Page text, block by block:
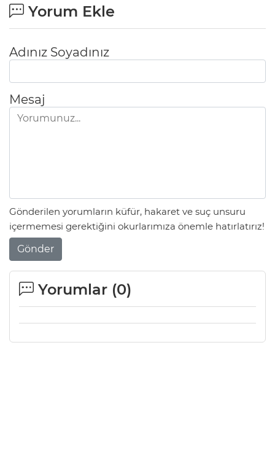
Yorum Ekle
Adınız Soyadınız
Mesaj
Gönderilen yorumların küfür, hakaret ve suç unsuru
içermemesi gerektiğini okurlarımıza önemle hatırlatırız!
Gönder
Yorumlar (0)